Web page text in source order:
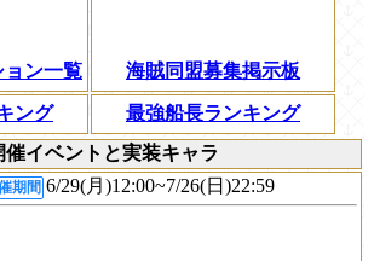
ョン一覧 海賊同盟募集掲示板
ング
最強船長ランキング
催イベントと実装キャラ
期間 6/29(月)12:00~7/26(日)22:59